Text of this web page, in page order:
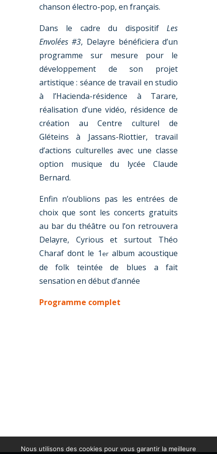
chanson électro-pop, en français.
Dans le cadre du dispositifLes
Envolées #3, Delayre bénéficiera d’un
programme sur mesure pour le
développement de son projet
artistique : séance de travail en studio
à l’Hacienda-résidence à Tarare,
réalisation d’une vidéo, résidence de
création au Centre culturel de
Gléteins à Jassans-Riottier, travail
d’actions culturelles avec une classe
option musique du lycée Claude
Bernard.
Enfin n’oublions pas les entrées de
choix que sont les concerts gratuits
au bar du théâtre ou l’on retrouvera
Delayre, Cyrious et surtout Théo
Charaf dont le 1eralbum acoustique
de folk teintée de blues a fait
sensation en début d’année
Programme complet
Nous utilisons des cookies pour vous garantir la meilleure